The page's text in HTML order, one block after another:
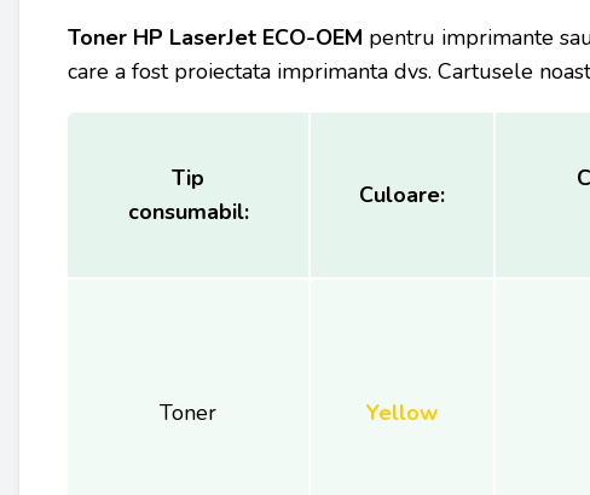
Toner HP LaserJet ECO-OEM pentru imprimante
care a fost proiectata imprimanta dvs. Cartusele
Tip
consumabil:
Culoare:
Toner Yellow